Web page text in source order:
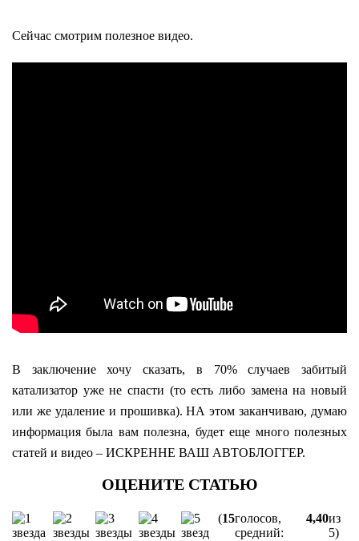
Сейчас смотрим полезное видео.
В заключение хочу сказать, в 70% случаев забитый
катализатор уже не спасти (то есть либо замена на новый
или же удаление и прошивка). НА этом заканчиваю, думаю
информация была вам полезна, будет еще много полезных
статей и видео – ИСКРЕННЕ ВАШ АВТОБЛОГГЕР.
(15голосов,
средний:
4,40из
5)